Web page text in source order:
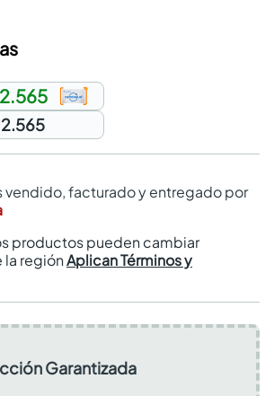
vendido, facturado y entregado por
productos pueden cambiar
regiónAplican Términos y
Garantizada